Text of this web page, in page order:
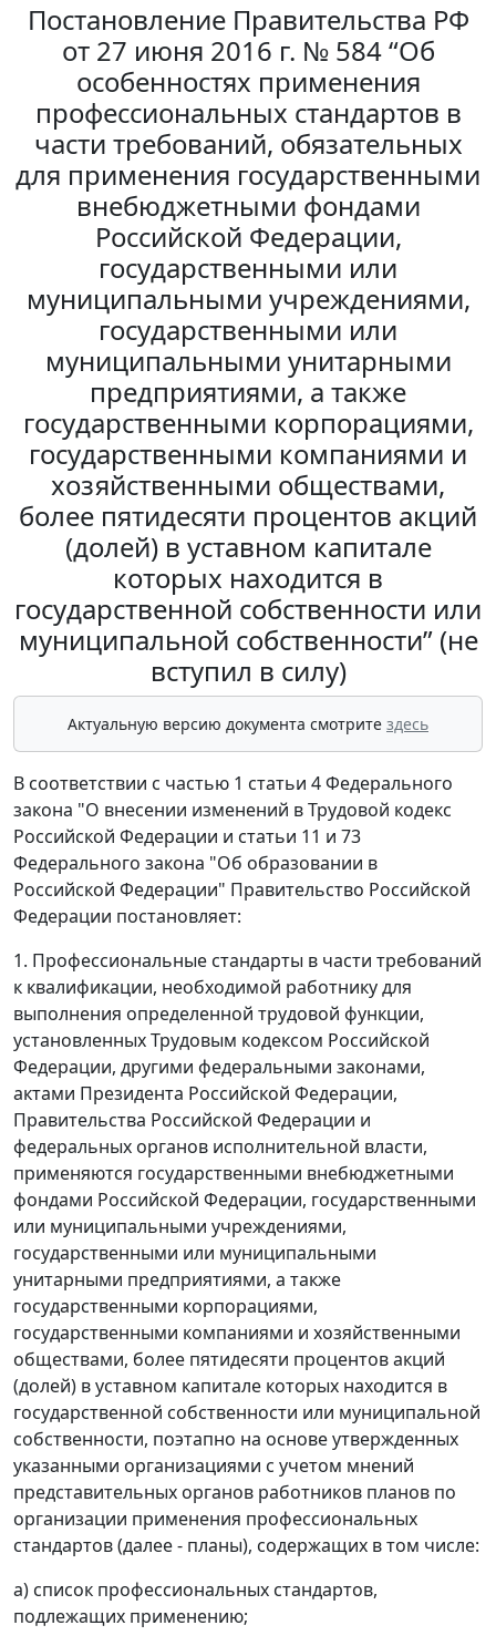
Постановление Правительства РФ
от 27 июня 2016 г. № 584 “Об
особенностях применения
профессиональных стандартов в
части требований, обязательных
для применения государственными
внебюджетными фондами
Российской Федерации,
государственными или
муниципальными учреждениями,
государственными или
муниципальными унитарными
предприятиями, а также
государственными корпорациями,
государственными компаниями и
хозяйственными обществами,
более пятидесяти процентов акций
(долей) в уставном капитале
которых находится в
государственной собственности или
муниципальной собственности” (не
вступил в силу)
Актуальную версию документа смотрите здесь
В соответствии с частью 1 статьи 4 Федерального
закона "О внесении изменений в Трудовой кодекс
Российской Федерации и статьи 11 и 73
Федерального закона "Об образовании в
Российской Федерации" Правительство Российской
Федерации постановляет:
1. Профессиональные стандарты в части требований
к квалификации, необходимой работнику для
выполнения определенной трудовой функции,
установленных Трудовым кодексом Российской
Федерации, другими федеральными законами,
актами Президента Российской Федерации,
Правительства Российской Федерации и
федеральных органов исполнительной власти,
применяются государственными внебюджетными
фондами Российской Федерации, государственными
или муниципальными учреждениями,
государственными или муниципальными
унитарными предприятиями, а также
государственными корпорациями,
государственными компаниями и хозяйственными
обществами, более пятидесяти процентов акций
(долей) в уставном капитале которых находится в
государственной собственности или муниципальной
собственности, поэтапно на основе утвержденных
указанными организациями с учетом мнений
представительных органов работников планов по
организации применения профессиональных
стандартов (далее - планы), содержащих в том числе:
а) список профессиональных стандартов,
подлежащих применению;